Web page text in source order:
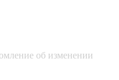
об изменении